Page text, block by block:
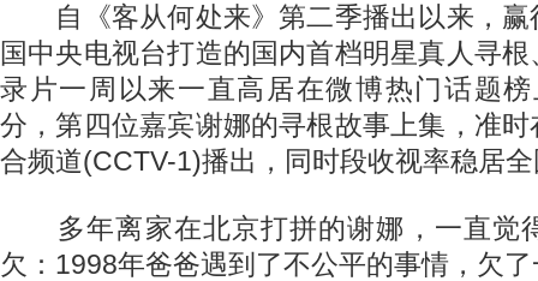
自《客从何处来》第二季播出以来，赢
国中央电视台打造的国内首档明星真人寻
录片一周以来一直高居在微博热门话题
分，第四位嘉宾谢娜的寻根故事上集，准
合频道(CCTV-1)播出，同时段收视率稳居
多年离家在北京打拼的谢娜，一直觉
欠：1998年爸爸遇到了不公平的事情，欠